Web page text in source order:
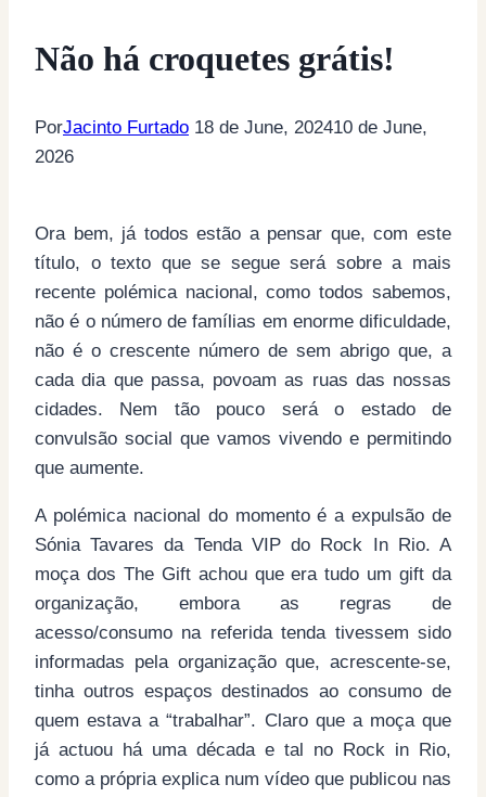
Não há croquetes grátis!
PorJacinto Furtado 18 de June, 202410 de June,
2026
Ora bem, já todos estão a pensar que, com este
título, o texto que se segue será sobre a mais
recente polémica nacional, como todos sabemos,
não é o número de famílias em enorme dificuldade,
não é o crescente número de sem abrigo que, a
cada dia que passa, povoam as ruas das nossas
cidades. Nem tão pouco será o estado de
convulsão social que vamos vivendo e permitindo
que aumente.
A polémica nacional do momento é a expulsão de
Sónia Tavares da Tenda VIP do Rock In Rio. A
moça dos The Gift achou que era tudo um gift da
organização, embora as regras de
acesso/consumo na referida tenda tivessem sido
informadas pela organização que, acrescente-se,
tinha outros espaços destinados ao consumo de
quem estava a “trabalhar”. Claro que a moça que
já actuou há uma década e tal no Rock in Rio,
como a própria explica num vídeo que publicou nas